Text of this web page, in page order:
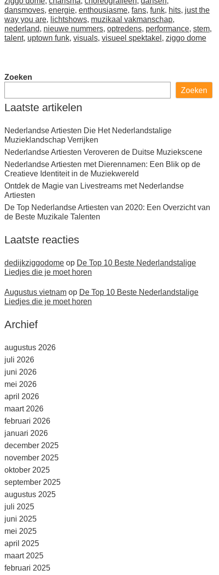
dansmoves, energie, enthousiasme, fans, funk, hits, just the
way you are, lichtshows, muzikaal vakmanschap,
nederland, nieuwe nummers, optredens, performance, stem,
talent, uptown funk, visuals, visueel spektakel , ziggo dome
Zoeken
Zoeken
Laatste artikelen
Nederlandse Artiesten Die Het Nederlandstalige
Muzieklandschap Verrijken
Nederlandse Artiesten Veroveren de Duitse Muziekscene
Nederlandse Artiesten met Dierennamen: Een Blik op de
Creatieve Identiteit in de Muziekwereld
Ontdek de Magie van Livestreams met Nederlandse
Artiesten
De Top Nederlandse Artiesten van 2020: Een Overzicht van
de Beste Muzikale Talenten
Laatste reacties
dedijkziggodomeop De Top 10 Beste Nederlandstalige
Liedjes die je moet horen
Augustus vietnamop De Top 10 Beste Nederlandstalige
Liedjes die je moet horen
Archief
augustus 2026
juli 2026
juni 2026
mei 2026
april 2026
maart 2026
februari 2026
januari 2026
december 2025
november 2025
oktober 2025
september 2025
augustus 2025
juli 2025
juni 2025
mei 2025
april 2025
maart 2025
februari 2025